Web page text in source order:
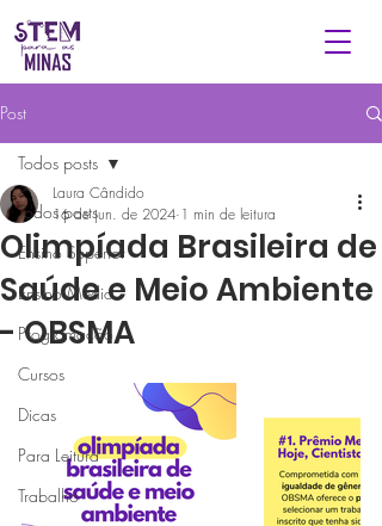
Post
Todos posts
Ensino Superior
Ensino Médio
Programação
Cursos
Dicas
Para Leitura
Trabalho
Todos posts
Olimpíada Brasileira de
Saúde e Meio Ambiente
- OBSMA
Laura Cândido
16 de jun. de 2024 1 min de leitura